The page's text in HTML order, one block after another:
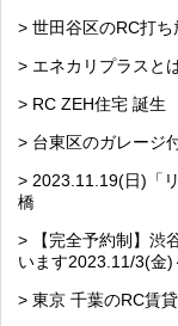
> 世田谷区のRC打ち
> エネカリプラスと
> RC ZEH住宅 誕生
> 台東区のガレージ
> 2023.11.19(日)「
橋
> 【完全予約制】渋
います2023.11/3(金)
> 東京 千葉のRC賃